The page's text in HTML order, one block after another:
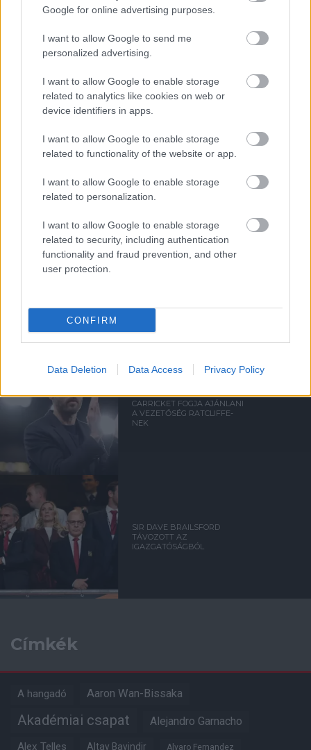
Google for online advertising purposes.
I want to allow Google to send me
personalized advertising.
I want to allow Google to enable storage
related to analytics like cookies on web or
device identifiers in apps.
I want to allow Google to enable storage
related to functionality of the website or app.
I want to allow Google to enable storage
related to personalization.
I want to allow Google to enable storage
related to security, including authentication
functionality and fraud prevention, and other
user protection.
CONFIRM
Data Deletion Data Access Privacy Policy
Leeds United Manchester United2026-08-12 20:30
AC MilanvsManchester United2026-08-15 18:00
ELŐZŐ MÉRKŐZÉSEK
a ManUtdFanatics.hu működését!
MANCHESTER UNITED
CARRICKET FOGJA AJÁNLANI
A VEZETŐSÉG RATCLIFFE-
NEK
SIR DAVE BRAILSFORD
TÁVOZOTT AZ
IGAZGATÓSÁGBÓL
Címkék
A hangadó Aaron Wan-Bissaka
Akadémiai csapat Alejandro Garnacho
Alex Telles Altay Bayindir Alvaro Fernandez